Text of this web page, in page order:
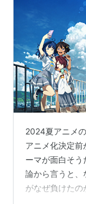
2024夏アニメ
アニメ化決定
ーマが面白そ
論から言うと、
がなぜ負けたの